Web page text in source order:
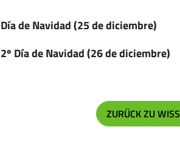
Día de Navidad (25 de diciembre)
2º Día de Navidad (26 de diciembre)
ZURÜCK ZU